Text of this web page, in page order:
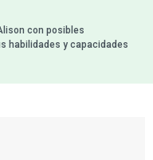
con posibles
habilidades y capacidades